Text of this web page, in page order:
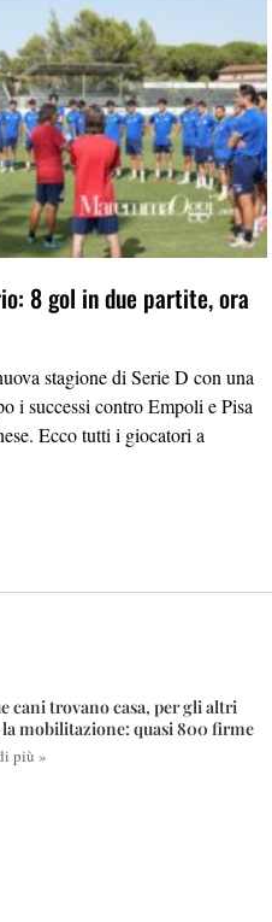
8 gol in due partite, ora
stagione di Serie D con una
i successi contro Empoli e Pisa
Ecco tutti i giocatori a
cani trovano casa, per gli altri
la mobilitazione: quasi 800 firme
più »